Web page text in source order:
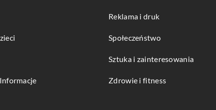
Reklama i druk
Społeczeństwo
Sztuka i zainteresowania
Zdrowie i fitness